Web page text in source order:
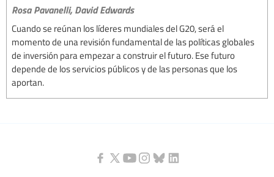
Rosa Pavanelli, David Edwards
Cuando se reúnan los líderes mundiales del G20, será el
momento de una revisión fundamental de las políticas globales
de inversión para empezar a construir el futuro. Ese futuro
depende de los servicios públicos y de las personas que los
aportan.